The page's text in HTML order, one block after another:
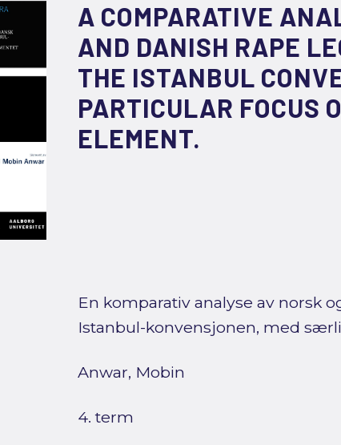
A COMPARATIVE
AND DANISH RAPE
THE ISTANBUL
PARTICULAR FOCUS
ELEMENT.
En komparativ analyse av norsk
Istanbul-konvensjonen, med
Anwar, Mobin
4. term